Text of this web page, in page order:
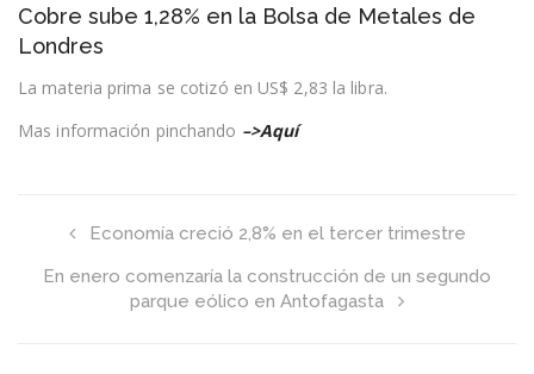
sube
Bolsa
Cobre sube 1,28% en la Bolsa de Metales de
Londres
La materia prima se cotizó en US$ 2,83 la libra.
Mas información pinchando –>Aquí
Economía creció 2,8% en el tercer trimestre
En enero comenzaría la construcción de un segundo
parque eólico en Antofagasta